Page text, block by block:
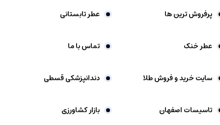
پرفروش ترین ها عطر تابستانی
عطر خنک تماس با ما
سایت خرید و فروش طلا دندانپزشکی قسطی
تاسیسات اصفهان بازار کشاورزی